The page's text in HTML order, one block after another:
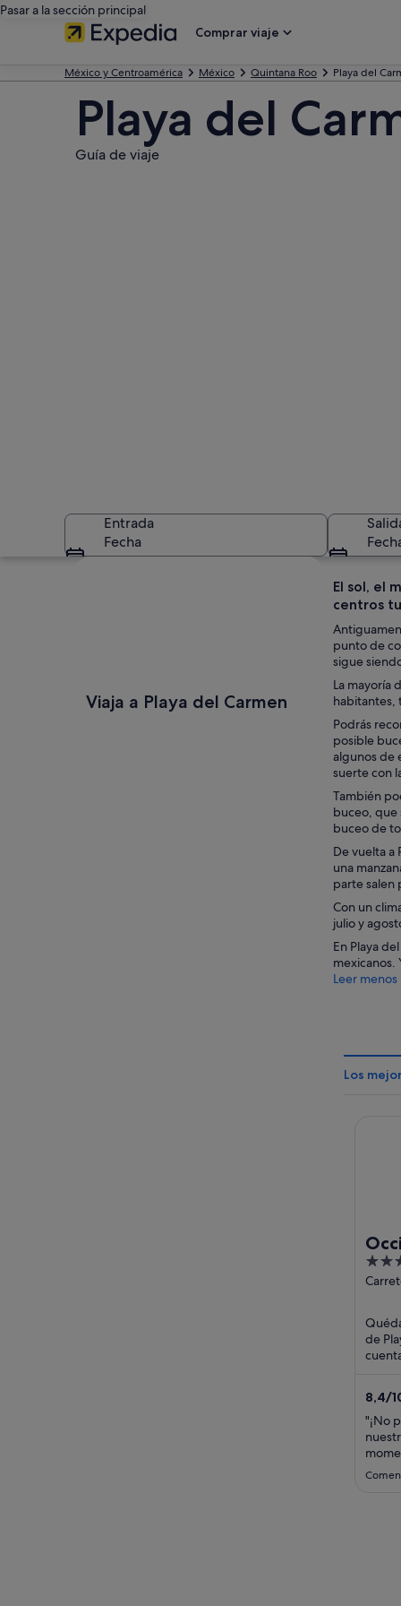
Pasar a la sección principal
Comprar viaje
México y Centroamérica México Quintana Roo Playa del
Playa del
Guía de viaje
Una playa con
Entrada
Fecha
Viaja a Playa del Carmen
El sol, el
centros
punto de
sigue
La mayoría
habitantes,
Podrás
posible
algunos de
suerte con
También
buceo, que
buceo de
De vuelta a
una
parte salen
Con un
julio y
En Playa
mexicanos.
Leer menos
Los
4
out
5
de
8,4/
"¡No
sentir